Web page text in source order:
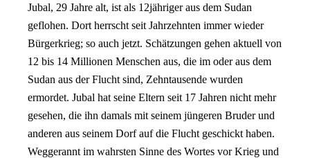
Jubal, 29 Jahre alt, ist als 12jähriger aus dem Sudan
geflohen. Dort herrscht seit Jahrzehnten immer wieder
Bürgerkrieg; so auch jetzt. Schätzungen gehen aktuell von
12 bis 14 Millionen Menschen aus, die im oder aus dem
Sudan aus der Flucht sind, Zehntausende wurden
ermordet. Jubal hat seine Eltern seit 17 Jahren nicht mehr
gesehen, die ihn damals mit seinem jüngeren Bruder und
anderen aus seinem Dorf auf die Flucht geschickt haben.
Weggerannt im wahrsten Sinne des Wortes vor Krieg und